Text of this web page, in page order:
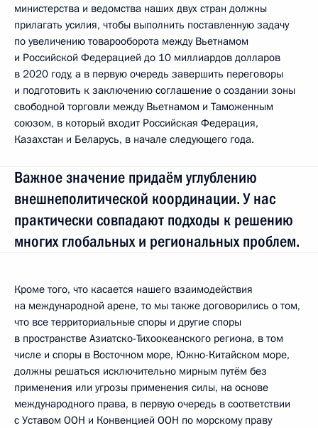
министерства и ведомства наших двух стран должны
прилагать усилия, чтобы выполнить поставленную задачу
по увеличению товарооборота между Вьетнамом
и Российской Федерацией до 10 миллиардов долларов
в 2020 году, а в первую очередь завершить переговоры
и подготовить к заключению соглашение о создании зоны
свободной торговли между Вьетнамом и Таможенным
союзом, в который входит Российская Федерация,
Казахстан и Беларусь, в начале следующего года.
Важное значение придаём углублению
внешнеполитической координации. У нас
практически совпадают подходы к решению
многих глобальных и региональных проблем.
Кроме того, что касается нашего взаимодействия
на международной арене, то мы также договорились о том,
что все территориальные споры и другие споры
в пространстве Азиатско-Тихоокеанского региона, в том
числе и споры в Восточном море, Южно-Китайском море,
должны решаться исключительно мирным путём без
применения или угрозы применения силы, на основе
международного права, в первую очередь в соответствии
с Уставом ООН и Конвенцией ООН по морскому праву